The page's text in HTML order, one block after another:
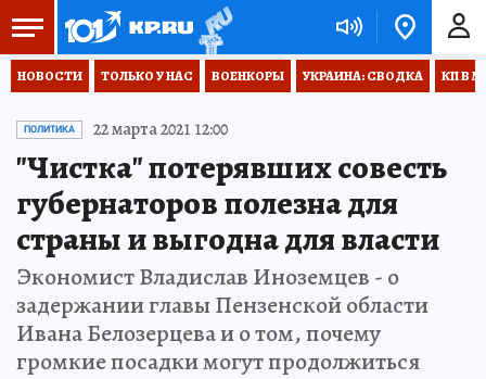
НОВОСТИ ТОЛЬКО У НАС ВОЕНКОРЫ УКРАИНА: СВОДКА КП В
ПОЛИТИКА 22 марта 2021 12:00
"Чистка" потерявших совесть
губернаторов полезна для
страны и выгодна для власти
Экономист Владислав Иноземцев - о
задержании главы Пензенской области
Ивана Белозерцева и о том, почему
громкие посадки могут продолжиться